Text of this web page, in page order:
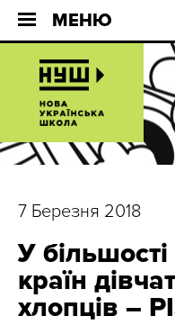
МЕНЮ
7 Березня 2018
У
країн
хлопців –